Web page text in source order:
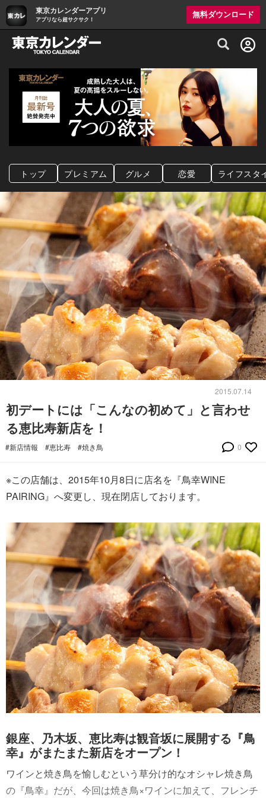
東京カレンダーアプリ
アプリなら超サクサク！
無料ダウンロード
グルメ情報・プレミアムレストラン予約
トップ プレミアム グルメ 恋愛 ライフスタ
2015.07.14
初デートには「こんなの初めて」と言わせ
る恵比寿新店を！
#新店情報 #恵比寿 #焼き鳥 0
※この店舗は、2015年10月8日に店名を『鳥幸WINE
PAIRING』へ変更し、現在閉店しております。
銀座、乃木坂、恵比寿は観音坂に展開する『鳥
幸』がまたまた新店をオープン！
ワインと焼き鳥を愉しむという草分け的なオシャレ焼き鳥
の『鳥幸』だが、今回は焼き鳥×ワインに加えて、フレンチ